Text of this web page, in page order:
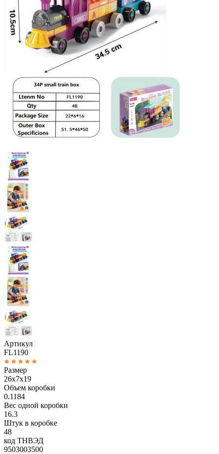
Артикул
FL1190
Размер
26x7x19
Объем коробки
0.1184
Вес одной коробки
16.3
Штук в коробке
48
код ТНВЭД
9503003500